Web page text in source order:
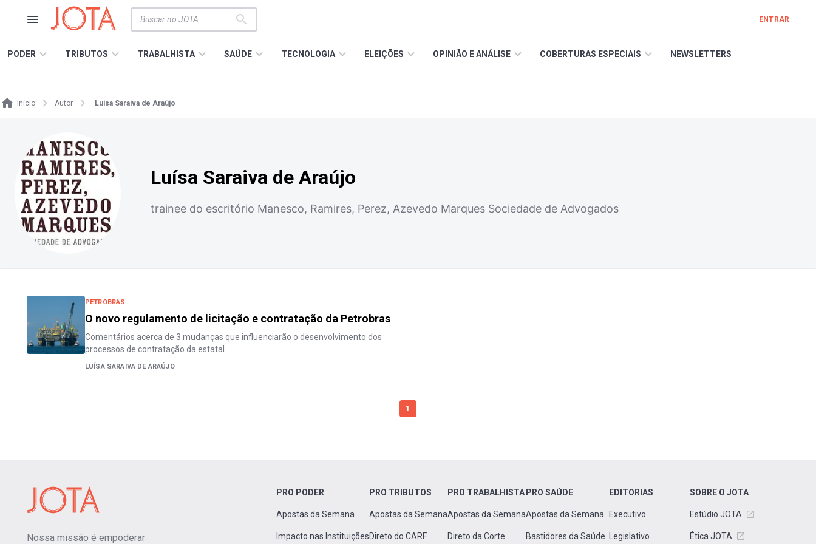
ENTRAR
PODER TRIBUTOS TRABALHISTA SAÚDE TECNOLOGIA ELEIÇÕES OPINIÃO E ANÁLISE COBERTURAS ESPECIAIS NEWSLETTERS
Início Autor Luísa Saraiva de Araújo
Luísa Saraiva de Araújo
trainee do escritório Manesco, Ramires, Perez, Azevedo Marques Sociedade de Advogados
PETROBRAS
O novo regulamento de licitação e contratação da Petrobras
Comentários acerca de 3 mudanças que influenciarão o desenvolvimento dos
processos de contratação da estatal
LUÍSA SARAIVA DE ARAÚJO
1
Nossa missão é empoderar
PRO PODER
Apostas da Semana
Impacto nas Instituições
PRO TRIBUTOS
Apostas da Semana
Direto do CARF
PRO TRABALHISTA
Apostas da Semana
Direto da Corte
PRO SAÚDE
Apostas da Semana
Bastidores da Saúde
EDITORIAS
Executivo
Legislativo
SOBRE O JOTA
Estúdio JOTA
Ética JOTA